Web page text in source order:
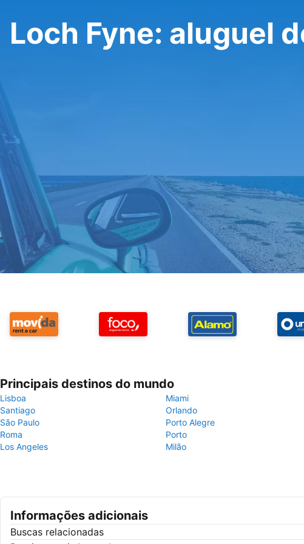
Loch Fyne: aluguel
Principais destinos do mundo
Lisboa
Miami
Santiago
Orlando
São Paulo
Porto Alegre
Roma
Porto
Los Angeles
Milão
Informações adicionais
Buscas relacionadas